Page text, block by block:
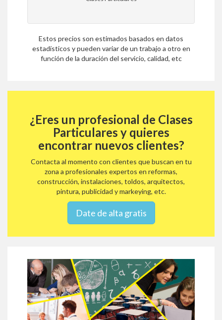
Estos precios son estimados basados en datos
estadísticos y pueden variar de un trabajo a otro en
función de la duración del servicio, calidad, etc
¿Eres un profesional de Clases
Particulares y quieres
encontrar nuevos clientes?
Contacta al momento con clientes que buscan en tu
zona a profesionales expertos en reformas,
construcción, instalaciones, toldos, arquitectos,
pintura, publicidad y markeying, etc.
Date de alta gratis